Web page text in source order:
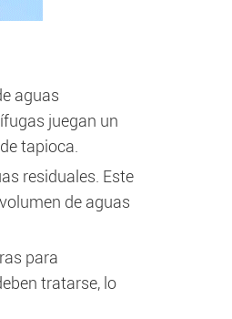
aguas
juegan un
tapioca.
residuales. Este
de aguas
para
tratarse, lo